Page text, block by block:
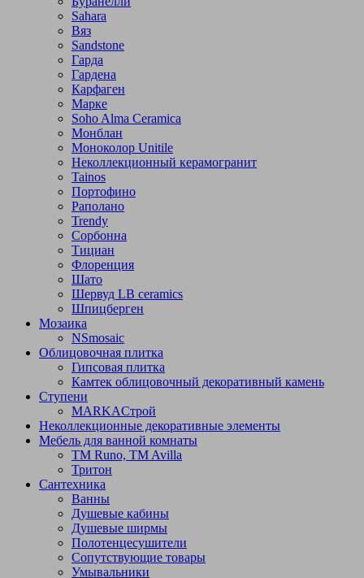
Sahara
Вяз
Sandstone
Гарда
Гардена
Карфаген
Марке
Soho Alma Ceramica
Монблан
Моноколор Unitile
Неколлекционный керамогранит
Tainos
Портофино
Раполано
Trendy
Сорбонна
Тициан
Флоренция
Шато
Шервуд LB ceramics
Шпицберген
Мозаика
NSmosaic
Облицовочная плитка
Гипсовая плитка
Камтек облицовочный декоративный камень
Ступени
МARKAСтрой
Неколлекционные декоративные элементы
Мебель для ванной комнаты
TM Runo, TM Avilla
Тритон
Сантехника
Ванны
Душевые кабины
Душевые ширмы
Полотенцесушители
Сопутствующие товары
Умывальники